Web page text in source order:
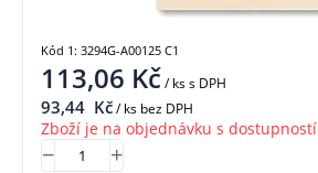
113,06 Kč/ kss DPH
93,44 Kč/ ks bez DPH
Zboží je na objednávku s dostupností
Kód 1: 3294G-A00125 C1